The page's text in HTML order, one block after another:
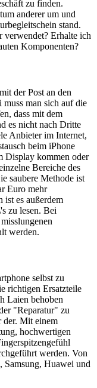
zu finden.
anderer um und
stand.
verwendet? Erhalte ich
Komponenten?
der Post an den
man sich auf die
dass mit dem
es nicht nach Dritte
Anbieter im Internet,
beim iPhone
Display kommen oder
Bereiche des
saubere Methode ist
Euro mehr
ist es außerdem
zu lesen. Bei
werden.
selbst zu
richtigen Ersatzteile
Laien behoben
"Reparatur" zu
der. Mit einem
hochwertigen
werden. Von
Samsung, Huawei und